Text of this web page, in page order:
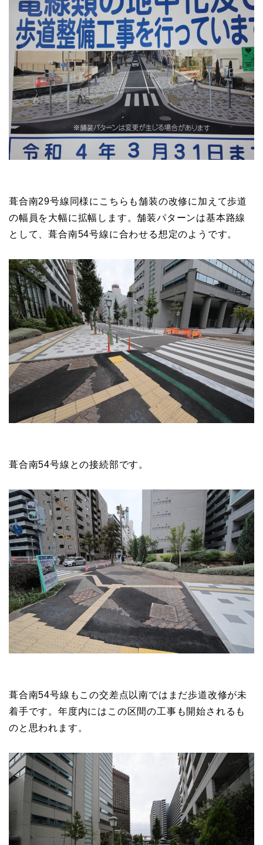
葺合南29号線同様にこちらも舗装の改修に加えて歩道
の幅員を大幅に拡幅します。舗装パターンは基本路線
として、葺合南54号線に合わせる想定のようです。
葺合南54号線との接続部です。
葺合南54号線もこの交差点以南ではまだ歩道改修が未
着手です。年度内にはこの区間の工事も開始されるも
のと思われます。